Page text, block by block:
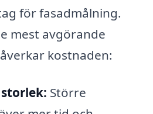
för fasadmålning.
mest avgörande
kostnaden:
Större